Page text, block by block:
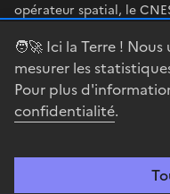
🧑‍🚀 Ici la Terre !
mesurer les
Pour plus
confidentialité.
opérateur spatial, le
en œuvre sa stratégie
legifrance.gouv.fr
Accessibilité : partiellement